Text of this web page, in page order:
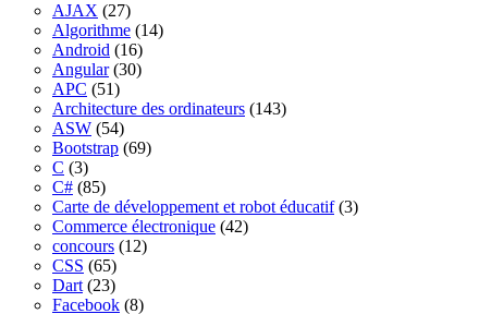
AJAX (27)
Algorithme (14)
Android (16)
Angular(30)
APC (51)
Architecture des ordinateurs (143)
ASW (54)
Bootstrap (69)
C (3)
C# (85)
Carte de développement et robot éducatif(3)
Commerce électronique (42)
concours (12)
CSS (65)
Dart (23)
Facebook (8)